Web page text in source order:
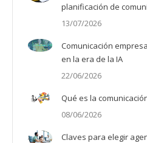
planificación de
13/07/2026
Comunicación
en la era de la IA
22/06/2026
Qué es la
08/06/2026
Claves para elegir